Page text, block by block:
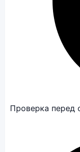
Проверка перед